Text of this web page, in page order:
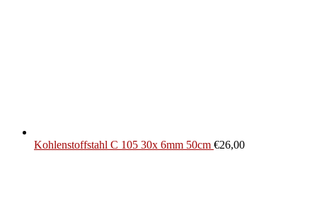
Kohlenstoffstahl C 105 30x 6mm 50cm €26,00